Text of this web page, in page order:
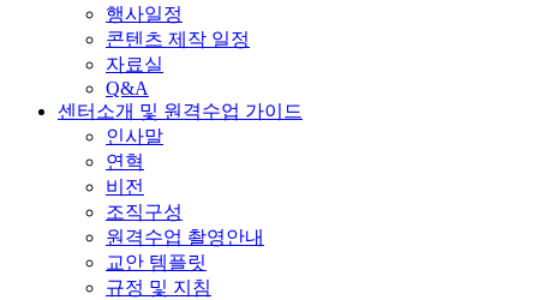
행사일정
콘텐츠 제작 일정
자료실
Q&A
센터소개 및 원격수업 가이드
인사말
연혁
비전
조직구성
원격수업 촬영안내
교안 템플릿
규정 및 지침